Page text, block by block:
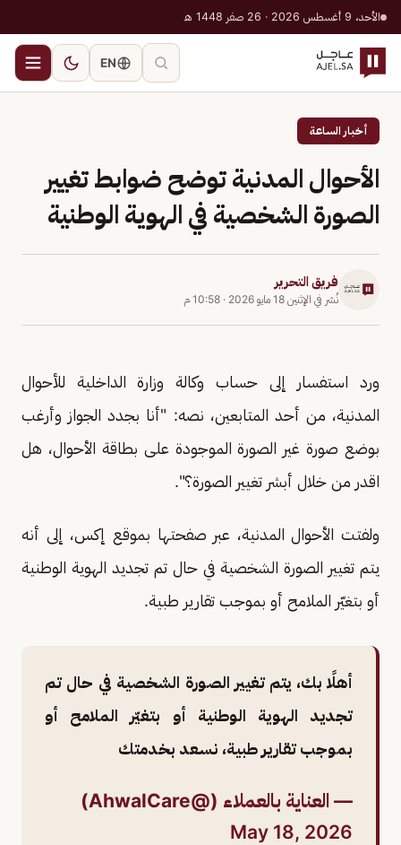
الأحد، 9 أغسطس 2026 · 26 صفر 1448 هـ
EN
أخبار الساعة
الأحوال المدنية توضح ضوابط تغيير
الصورة الشخصية في الهوية الوطنية
فريق التحرير
نُشر في الإثنين 18 مايو 2026 · 10:58 م
ورد استفسار إلى حساب وكالة وزارة الداخلية للأحوال
المدنية، من أحد المتابعين، نصه: "أنا بجدد الجواز وأرغب
بوضع صورة غير الصورة الموجودة على بطاقة الأحوال، هل
اقدر من خلال أبشر تغيير الصورة؟".
ولفتت الأحوال المدنية، عبر صفحتها بموقع إكس، إلى أنه
يتم تغيير الصورة الشخصية في حال تم تجديد الهوية الوطنية
أو بتغيّر الملامح أو بموجب تقارير طبية.
أهلًا بك، يتم تغيير الصورة الشخصية في حال تم
تجديد الهوية الوطنية أو بتغيّر الملامح أو
بموجب تقارير طبية، نسعد بخدمتك
— العناية بالعملاء (@AhwalCare)
May 18, 2026